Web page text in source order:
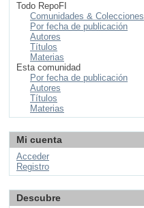
Todo RepoFI
Comunidades & Colecciones
Por fecha de publicación
Autores
Títulos
Materias
Esta comunidad
Por fecha de publicación
Autores
Títulos
Materias
Mi cuenta
Acceder
Registro
Descubre